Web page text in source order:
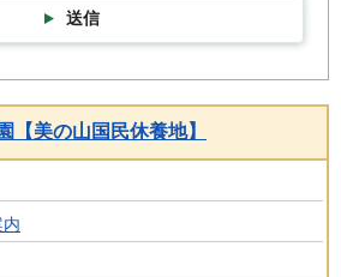
送信
【美の山国民休養地】